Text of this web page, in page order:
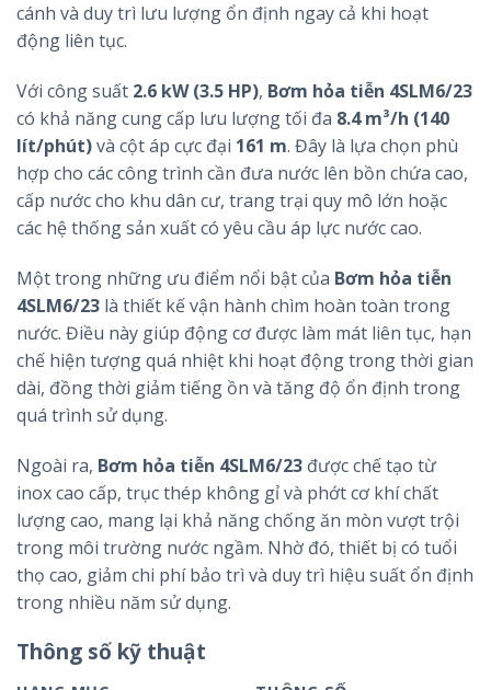
cánh và duy trì lưu lượng ổn định ngay cả khi hoạt
động liên tục.
Với công suất 2.6 kW (3.5 HP), Bơm hỏa tiễn 4SLM6/23
có khả năng cung cấp lưu lượng tối đa 8.4 m³/h (140
lít/phút)và cột áp cực đại 161 m. Đây là lựa chọn phù
hợp cho các công trình cần đưa nước lên bồn chứa cao,
cấp nước cho khu dân cư, trang trại quy mô lớn hoặc
các hệ thống sản xuất có yêu cầu áp lực nước cao.
Một trong những ưu điểm nổi bật của Bơm hỏa tiễn
4SLM6/23 là thiết kế vận hành chìm hoàn toàn trong
nước. Điều này giúp động cơ được làm mát liên tục, hạn
chế hiện tượng quá nhiệt khi hoạt động trong thời gian
dài, đồng thời giảm tiếng ồn và tăng độ ổn định trong
quá trình sử dụng.
Ngoài ra, Bơm hỏa tiễn 4SLM6/23 được chế tạo từ
inox cao cấp, trục thép không gỉ và phớt cơ khí chất
lượng cao, mang lại khả năng chống ăn mòn vượt trội
trong môi trường nước ngầm. Nhờ đó, thiết bị có tuổi
thọ cao, giảm chi phí bảo trì và duy trì hiệu suất ổn định
trong nhiều năm sử dụng.
Thông số kỹ thuật